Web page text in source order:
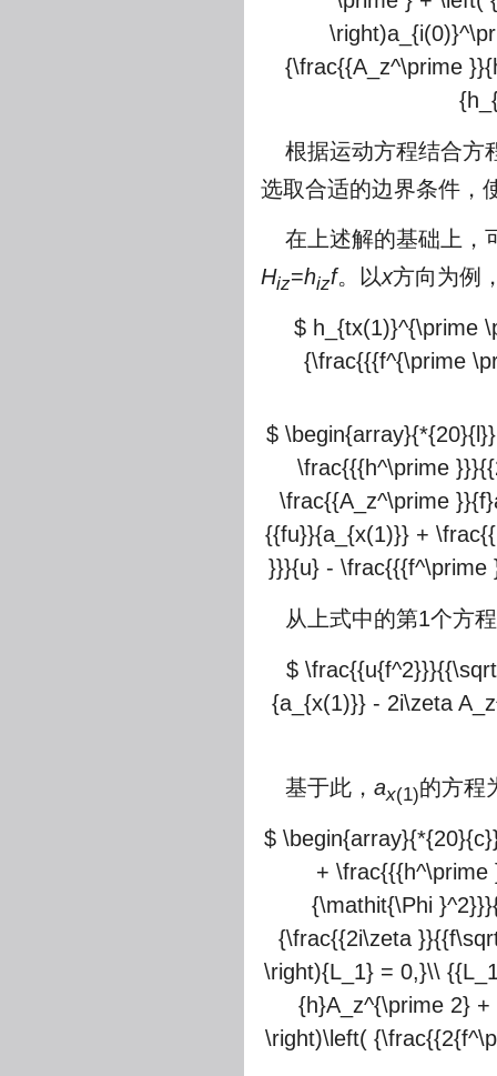
{\frac{{A_z^\prime
根据运动方程结合方
选取合适的边界条件，
在上述解的基础上，
Hiz=hizf。以x方向为例
$ h_{tx(1)}^{\prime
{\frac{{{f^{\prime
$
\frac{{{h^\prime
\frac{{A_z^\prime
{{fu}}{a_{x(1)}} +
}}}{u} - \frac{{{f^\prime
从上式中的第1个方
$
{a_{x(1)}} - 2i\zeta
基于此， ax(1)的方程
$
+
{\mathit{\Phi
{\frac{{2i\zeta
\right){L_1} = 0,}\\
{h}A_z^{\prime 2}
\right)\left(